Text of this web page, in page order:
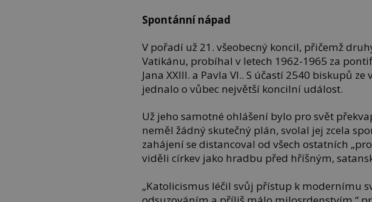
Spontánní nápad
V pořadí už 21. všeobecný koncil, přičemž
Vatikánu, probíhal v letech 1962-1965 za
Jana XXIII. a Pavla VI.. S účastí 2540 biskupů ze
jednalo o vůbec největší koncilní událost.
Už jeho samotné ohlášení bylo pro svět
neměl žádný skutečný plán, svolal jej zcela
zahájení se distancoval od všech ostatních
viděli církev jako hradbu před hříšným,
„Katolicismus léčil svůj přístup k modernímu